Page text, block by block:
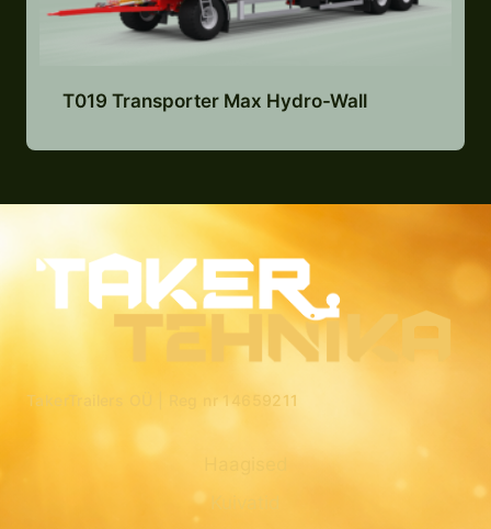
T019 Transporter Max Hydro-Wall
TakerTrailers OÜ | Reg nr 14659211